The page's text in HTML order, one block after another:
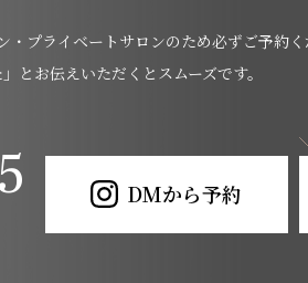
・プライベートサロンのため必ずご予約
とお伝えいただくとスムーズです。
DMから予約